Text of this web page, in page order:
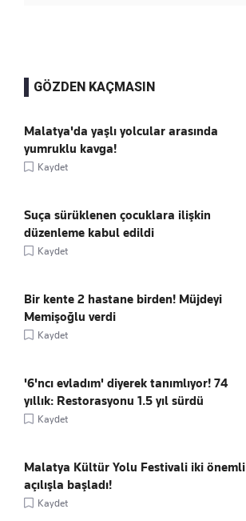
GÖZDEN KAÇMASIN
Malatya'da yaşlı yolcular arasında
yumruklu kavga!
Kaydet
Suça sürüklenen çocuklara ilişkin
düzenleme kabul edildi
Kaydet
Bir kente 2 hastane birden! Müjdeyi
Memişoğlu verdi
Kaydet
'6'ncı evladım' diyerek tanımlıyor! 74
yıllık: Restorasyonu 1.5 yıl sürdü
Kaydet
Malatya Kültür Yolu Festivali iki önemli
açılışla başladı!
Kaydet